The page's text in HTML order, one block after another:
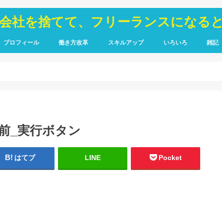
社を捨てて、フリーランスになる
プロフィール 働き方改革 スキルアップ いろいろ 雑記
_実行ボタン
はてブ LINE Pocket